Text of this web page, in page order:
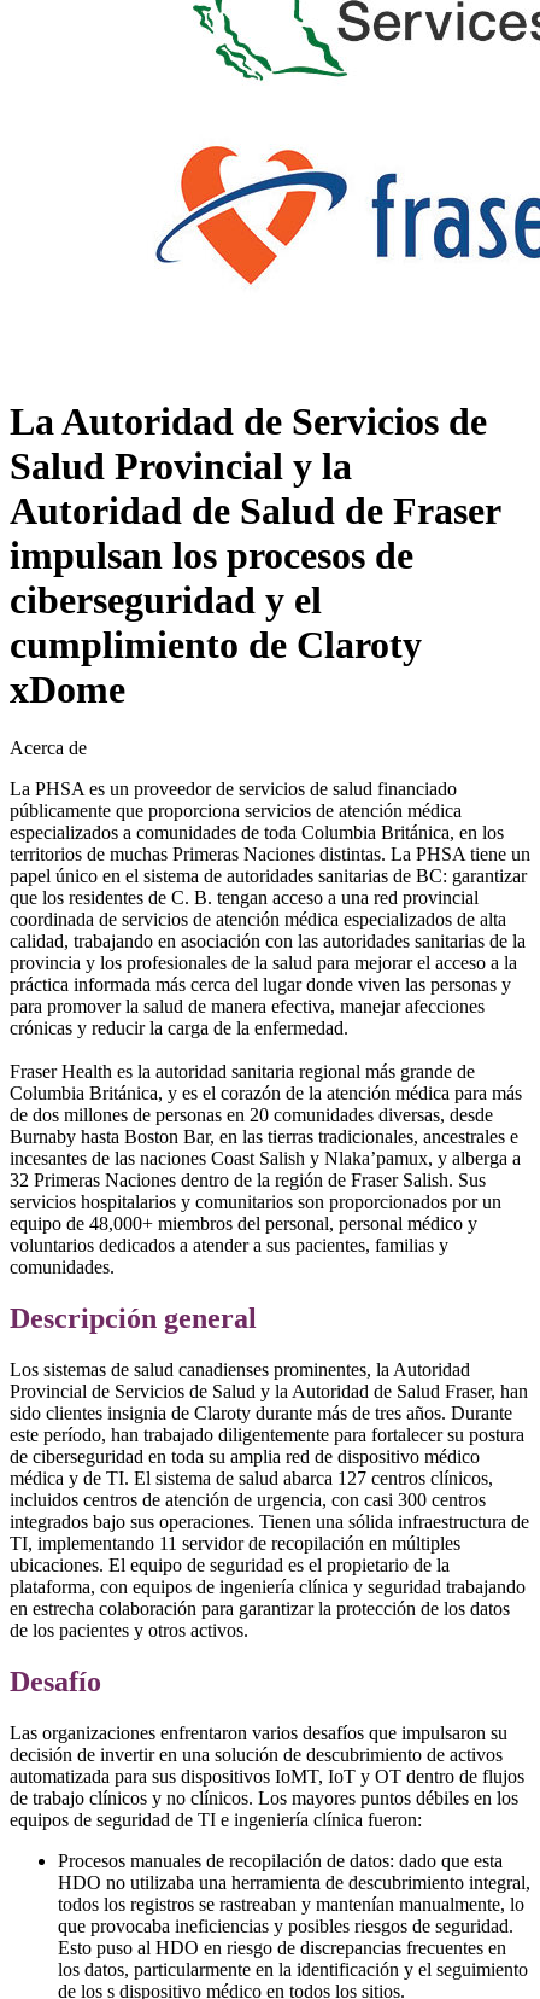
La Autoridad de Servicios de
Salud Provincial y la
Autoridad de Salud de Fraser
impulsan los procesos de
ciberseguridad y el
cumplimiento de Claroty
xDome
Acerca de
La PHSA es un proveedor de servicios de salud financiado
públicamente que proporciona servicios de atención médica
especializados a comunidades de toda Columbia Británica, en los
territorios de muchas Primeras Naciones distintas. La PHSA tiene un
papel único en el sistema de autoridades sanitarias de BC: garantizar
que los residentes de C. B. tengan acceso a una red provincial
coordinada de servicios de atención médica especializados de alta
calidad, trabajando en asociación con las autoridades sanitarias de la
provincia y los profesionales de la salud para mejorar el acceso a la
práctica informada más cerca del lugar donde viven las personas y
para promover la salud de manera efectiva, manejar afecciones
crónicas y reducir la carga de la enfermedad.
Fraser Health es la autoridad sanitaria regional más grande de
Columbia Británica, y es el corazón de la atención médica para más
de dos millones de personas en 20 comunidades diversas, desde
Burnaby hasta Boston Bar, en las tierras tradicionales, ancestrales e
incesantes de las naciones Coast Salish y Nlaka’pamux, y alberga a
32 Primeras Naciones dentro de la región de Fraser Salish. Sus
servicios hospitalarios y comunitarios son proporcionados por un
equipo de 48,000+ miembros del personal, personal médico y
voluntarios dedicados a atender a sus pacientes, familias y
comunidades.
Descripción general
Los sistemas de salud canadienses prominentes, la Autoridad
Provincial de Servicios de Salud y la Autoridad de Salud Fraser, han
sido clientes insignia de Claroty durante más de tres años. Durante
este período, han trabajado diligentemente para fortalecer su postura
de ciberseguridad en toda su amplia red de dispositivo médico
médica y de TI. El sistema de salud abarca 127 centros clínicos,
incluidos centros de atención de urgencia, con casi 300 centros
integrados bajo sus operaciones. Tienen una sólida infraestructura de
TI, implementando 11 servidor de recopilación en múltiples
ubicaciones. El equipo de seguridad es el propietario de la
plataforma, con equipos de ingeniería clínica y seguridad trabajando
en estrecha colaboración para garantizar la protección de los datos
de los pacientes y otros activos.
Desafío
Las organizaciones enfrentaron varios desafíos que impulsaron su
decisión de invertir en una solución de descubrimiento de activos
automatizada para sus dispositivos IoMT, IoT y OT dentro de flujos
de trabajo clínicos y no clínicos. Los mayores puntos débiles en los
equipos de seguridad de TI e ingeniería clínica fueron:
Procesos manuales de recopilación de datos: dado que esta
HDO no utilizaba una herramienta de descubrimiento integral,
todos los registros se rastreaban y mantenían manualmente, lo
que provocaba ineficiencias y posibles riesgos de seguridad.
Esto puso al HDO en riesgo de discrepancias frecuentes en
los datos, particularmente en la identificación y el seguimiento
de los s dispositivo médico en todos los sitios.